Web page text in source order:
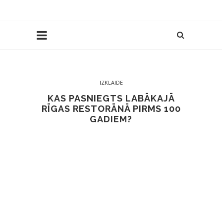
IZKLAIDE
KAS PASNIEGTS LABĀKAJĀ
RĪGAS RESTORĀNĀ PIRMS 100
GADIEM?